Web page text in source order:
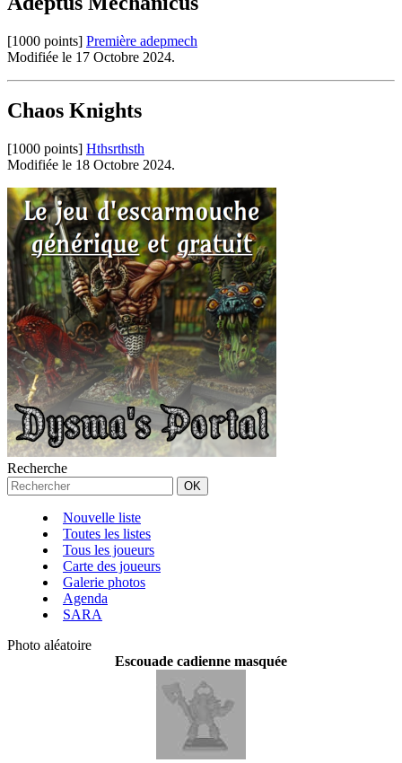
[1000 points] Première adepmech
Modifiée le 17 Octobre 2024.
Chaos Knights
[1000 points] Hthsrthsth
Modifiée le 18 Octobre 2024.
Recherche
Nouvelle liste
Toutes les listes
Tous les joueurs
Carte des joueurs
Galerie photos
Agenda
SARA
Photo aléatoire
Escouade cadienne masquée